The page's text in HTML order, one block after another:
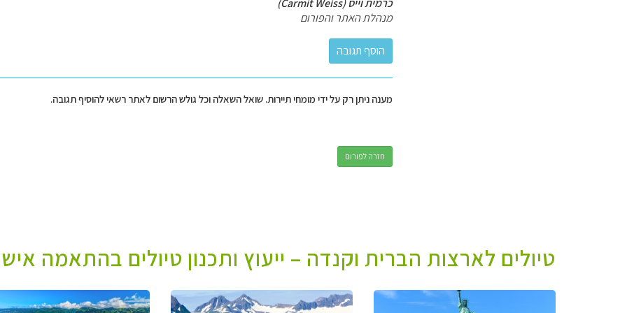
כרמית וייס (Carmit Weiss)
מנהלת האתר והפורום
מענה ניתן רק על ידי מומחי תיירות. שואל השאלה וכל גולש הרשום לאתר רשאי להוסיף תגובה.
חזרה לפורום
טיולים לארצות הברית וקנדה – ייעוץ ותכנון טיולים בהתאמה